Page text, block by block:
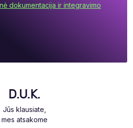
dokumentacija ir integravimo
D.U.K.
Jūs klausiate,
mes atsakome